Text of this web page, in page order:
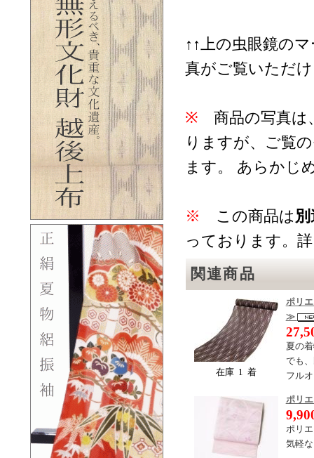
↑↑上の虫眼鏡の
真がご覧いただ
※ 商品の写真は
りますが、ご覧
ます。 あらかじ
※ この商品は
っております。
関連商品
在庫 1 着
ポリ
≫
夏の
でも
フル
ポリ
ポリ
気軽